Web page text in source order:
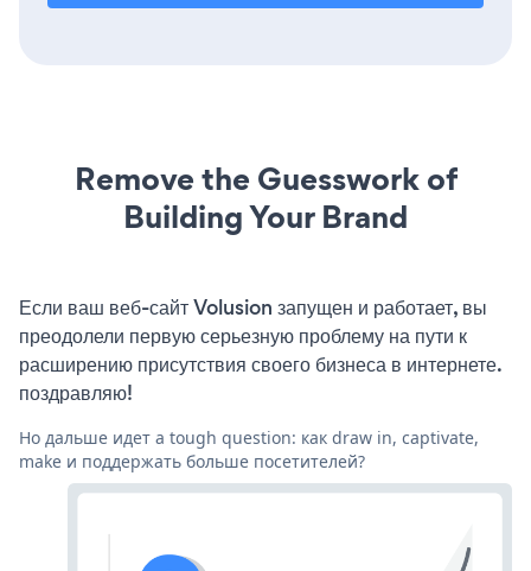
Remove the Guesswork of
Building Your Brand
Если ваш веб-сайт Volusion запущен и работает, вы
преодолели первую серьезную проблему на пути к
расширению присутствия своего бизнеса в интернете.
поздравляю!
Но дальше идет a tough question: как draw in, captivate,
make и поддержать больше посетителей?